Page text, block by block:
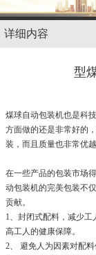
详细内容
型
煤球自动包装机也是科
方面做的还是非常好的
装，而且质量也非常优越
在一些产品的包装市场
动包装机的完美包装不
贡献。
1、封闭式配料，减少
高工人的健康保障。
2、 避免人为因素对配